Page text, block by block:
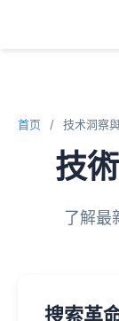
首页 / 技术洞察
技
了解最
搜索革